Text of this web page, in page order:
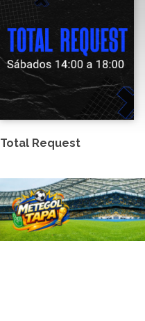
Total Request